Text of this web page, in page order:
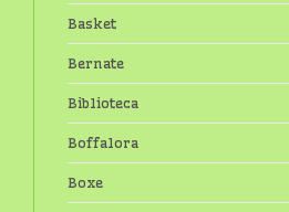
Basket
Bernate
Biblioteca
Boffalora
Boxe